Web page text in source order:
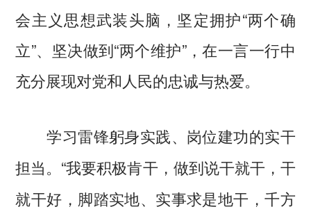
会主义思想武装头脑，坚定拥护“两个确
立”、坚决做到“两个维护”，在一言一行中
充分展现对党和人民的忠诚与热爱。
学习雷锋躬身实践、岗位建功的实干
担当。 “我要积极肯干，做到说干就干，干
就干好，脚踏实地、实事求是地干，千方